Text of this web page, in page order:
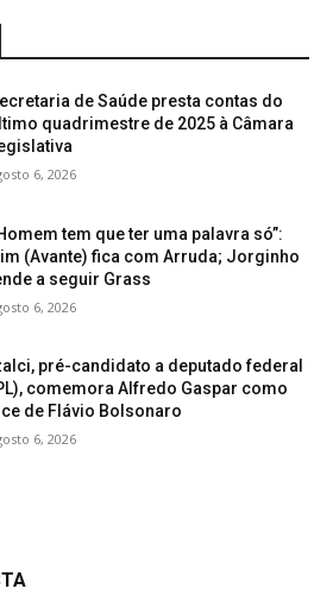
de Saúde presta contas do
quadrimestre de 2025 à Câmara
6, 2026
tem que ter uma palavra só”:
(Avante) fica com Arruda; Jorginho
a seguir Grass
6, 2026
pré-candidato a deputado federal
comemora Alfredo Gaspar como
de Flávio Bolsonaro
6, 2026